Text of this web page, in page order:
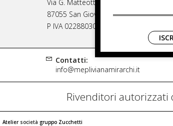
Via G. Matteotti, 91
87055 San Giovanni in Fiore Italia
P IVA 02288030782
Contatti:
info@meplivianamirarchi.it
Rivenditori
Atelier società gruppo Zucchetti